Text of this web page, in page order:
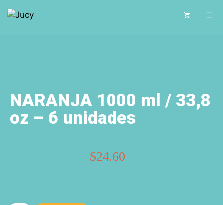
NARANJA 1000 ml / 33,8
oz – 6 unidades
$24.60